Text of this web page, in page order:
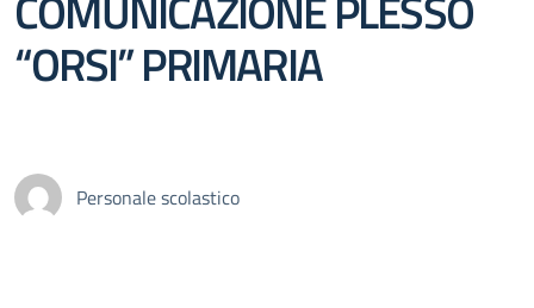
“ORSI” PRIMARIA
Personale scolastico